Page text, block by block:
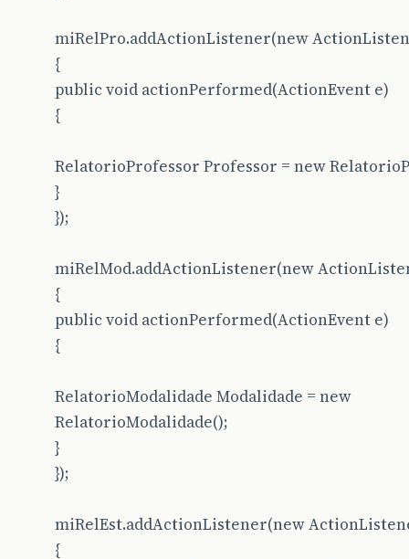
miRelPro.addActionListener(new
{
public void actionPerformed(ActionEvent e)
{
RelatorioProfessor Professor = new
}
});
miRelMod.addActionListener(new
{
public void actionPerformed(ActionEvent e)
{
RelatorioModalidade Modalidade = new
RelatorioModalidade();
}
});
miRelEst.addActionListener(new
{